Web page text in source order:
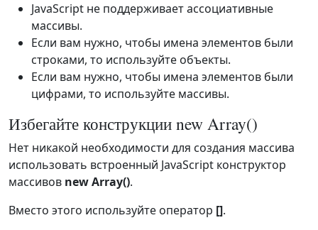
JavaScript не поддерживает ассоциативные
массивы.
Если вам нужно, чтобы имена элементов были
строками, то используйте объекты.
Если вам нужно, чтобы имена элементов были
цифрами, то используйте массивы.
Избегайте конструкции new Array()
Нет никакой необходимости для создания массива
использовать встроенный JavaScript конструктор
массивов new Array().
Вместо этого используйте оператор [].